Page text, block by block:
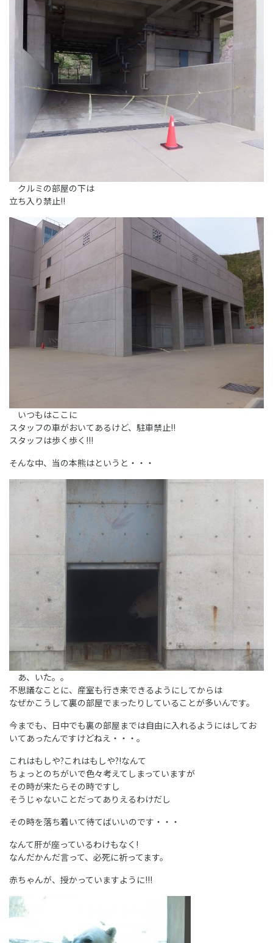
クルミの部屋の下は
立ち入り禁止!!
いつもはここに
スタッフの車がおいてあるけど、駐車禁止!!
スタッフは歩く歩く!!!
そんな中、当の本熊はというと・・・
あ、いた。。
不思議なことに、産室も行き来できるようにしてからは
なぜかこうして裏の部屋でまったりしていることが多いんです。
今までも、日中でも裏の部屋までは自由に入れるようにはしてお
いてあったんですけどねえ・・・。
これはもしや?これはもしや?!なんて
ちょっとのちがいで色々考えてしまっていますが
その時が来たらその時ですし
そうじゃないことだってありえるわけだし
その時を落ち着いて待てばいいのです・・・
なんて肝が座っているわけもなく!
なんだかんだ言って、必死に祈ってます。
赤ちゃんが、授かっていますように!!!